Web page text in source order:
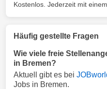
Kostenlos. Jederzeit mit
Häufig gestellte Fragen
Wie viele freie
in Bremen?
Aktuell gibt es bei
Jobs in Bremen.